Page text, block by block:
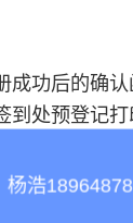
成功后的确
到处预登记
下方式注册
杨浩